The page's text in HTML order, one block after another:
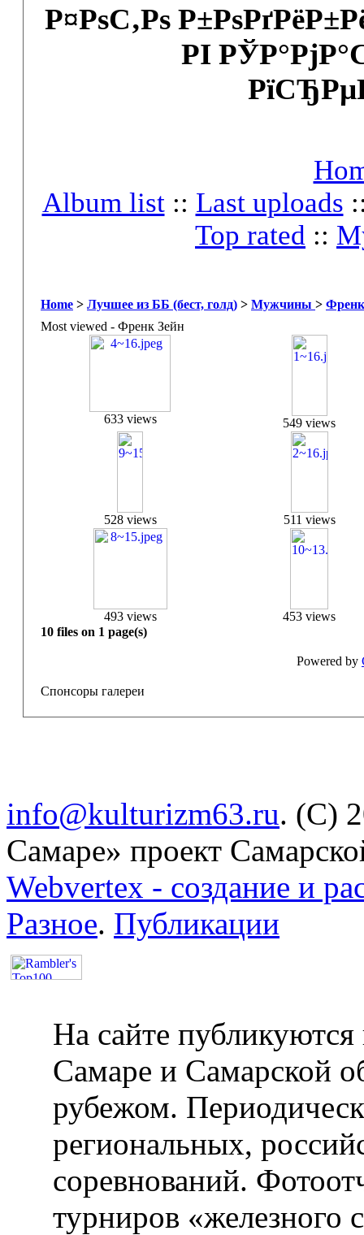
Р¤РѕС‚Рѕ
РІ
Album list:: Last uploads
Top rated ::
Home > Лучшее из ББ (бест, голд) > Мужчины >
Most viewed - Френк Зейн
633 views 549 views
528 views 511 views
493 views
453 views
10 files on 1 page(s)
Powered by
Спонсоры галереи
info@kulturizm63.ru. (C)
Самаре» проект
Webvertex - создание и
Разное. Публикации
На сайте публикуются
Самаре и Самарской
рубежом.
региональных,
соревнований.
турниров «железного